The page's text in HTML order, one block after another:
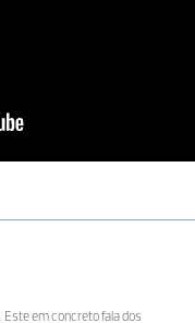
em concreto fala dos